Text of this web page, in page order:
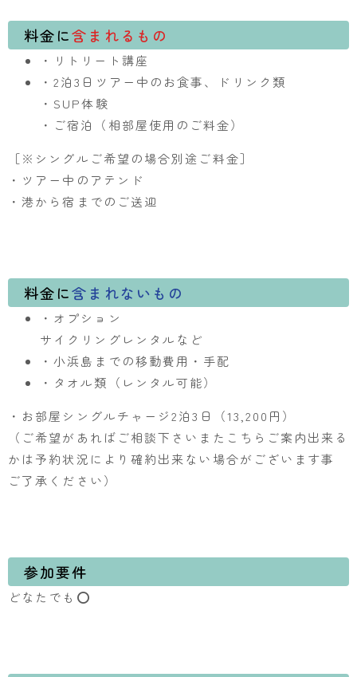
料金に含まれるもの
・リトリート講座
・2泊3日ツアー中のお食事、ドリンク類
・SUP体験
・ご宿泊（相部屋使用のご料金）
［※シングルご希望の場合別途ご料金］
・ツアー中のアテンド
・港から宿までのご送迎
料金に含まれないもの
・オプション
サイクリングレンタルなど
・小浜島までの移動費用・手配
・タオル類（レンタル可能）
・お部屋シングルチャージ2泊3日（13,200円）
（ご希望があればご相談下さいまたこちらご案内出来る
かは予約状況により確約出来ない場合がございます事
ご了承ください）
参加要件
どなたでも⭕️